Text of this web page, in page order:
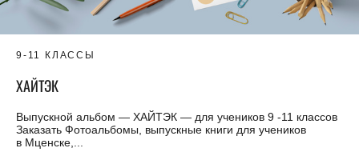
9-11 КЛАССЫ
ХАЙТЭК
Выпускной альбом — ХАЙТЭК — для учеников 9 -11 классов
Заказать Фотоальбомы, выпускные книги для учеников
в Мценске,...